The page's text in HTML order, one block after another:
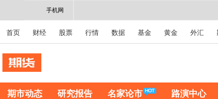
手机网
首页 财经 股票 行情 数据 基金 黄金 外汇
期市动态 研究报告 名家论市 路演中心